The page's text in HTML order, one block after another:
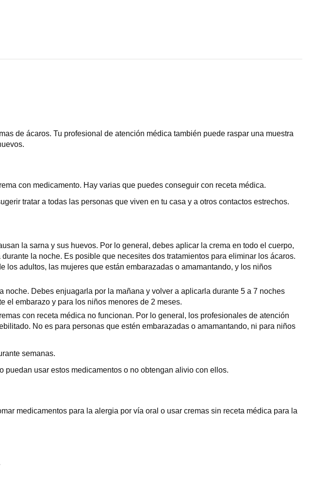
de ácaros. Tu profesional de atención médica también puede raspar una muestra
con medicamento. Hay varias que puedes conseguir con receta médica.
tratar a todas las personas que viven en tu casa y a otros contactos estrechos.
la sarna y sus huevos. Por lo general, debes aplicar la crema en todo el cuerpo,
la noche. Es posible que necesites dos tratamientos para eliminar los ácaros.
los adultos, las mujeres que están embarazadas o amamantando, y los niños
Debes enjuagarla por la mañana y volver a aplicarla durante 5 a 7 noches
el embarazo y para los niños menores de 2 meses.
con receta médica no funcionan. Por lo general, los profesionales de atención
No es para personas que estén embarazadas o amamantando, ni para niños
semanas.
usar estos medicamentos o no obtengan alivio con ellos.
medicamentos para la alergia por vía oral o usar cremas sin receta médica para la